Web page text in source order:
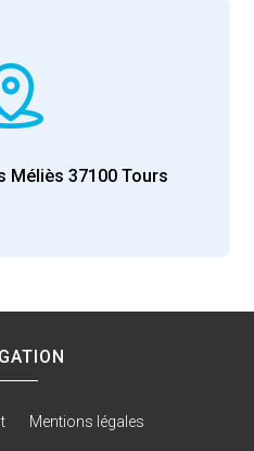
Méliès 37100 Tours
Mentions légales